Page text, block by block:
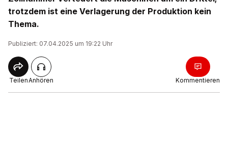
trotzdem ist eine Verlagerung der Produktion kein
Thema.
Publiziert: 07.04.2025 um 19:22 Uhr
TeilenAnhören Kommentieren